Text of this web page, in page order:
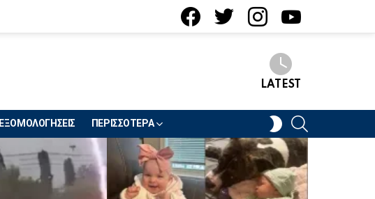
LATEST
ΕΞΟΜΟΛΟΓΗΣΕΙΣ ΠΕΡΙΣΣΟΤΕΡΑ
SWITCH
SKIN